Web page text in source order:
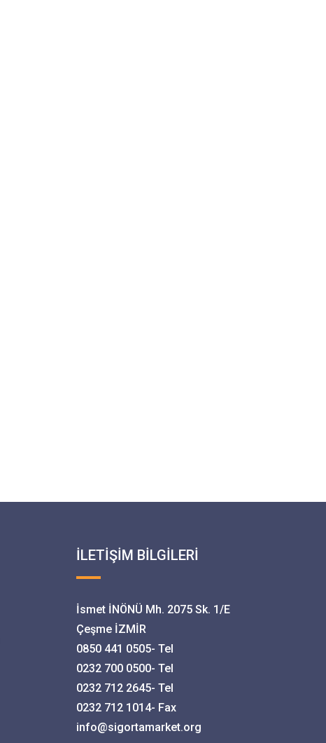
İLETİŞİM BİLGİLERİ
İsmet İNÖNÜ Mh. 2075 Sk. 1/E
Çeşme İZMİR
0850 441 0505- Tel
0232 700 0500- Tel
0232 712 2645- Tel
0232 712 1014- Fax
info@sigortamarket.org